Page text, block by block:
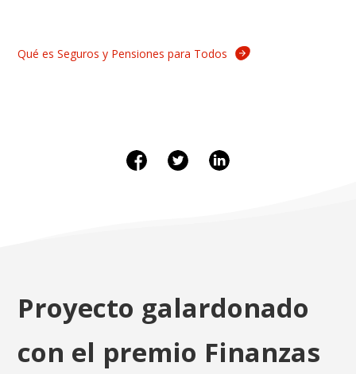
Qué es Seguros y Pensiones para Todos
Proyecto galardonado
con el premio Finanzas